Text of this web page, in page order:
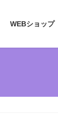
WEBショップ